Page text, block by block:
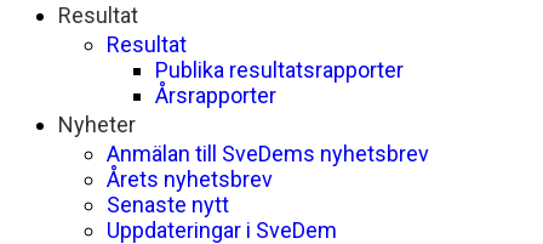
Resultat
Resultat
Publika resultatsrapporter
Årsrapporter
Nyheter
Anmälan till SveDems nyhetsbrev
Årets nyhetsbrev
Senaste nytt
Uppdateringar i SveDem